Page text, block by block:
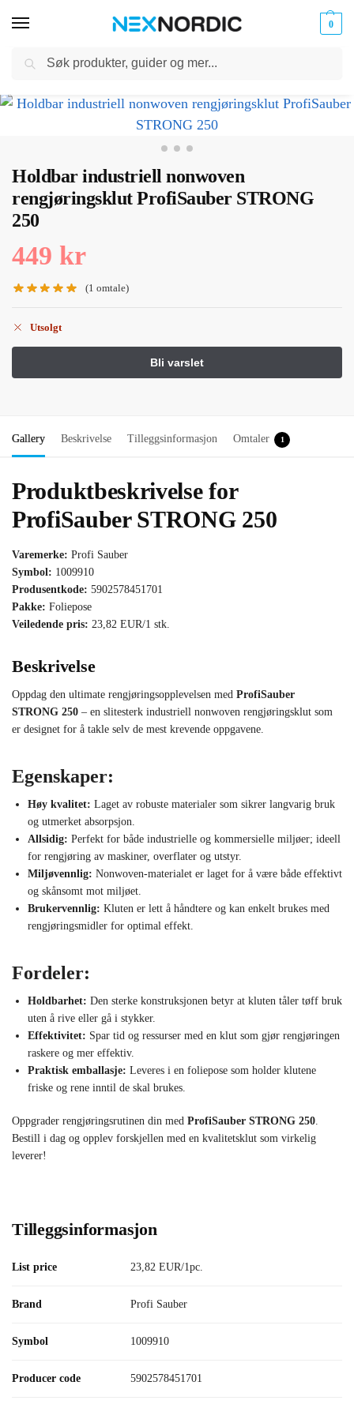
0
til
Kabler
Holdbar industriell nonwoven
rengjøringsklut ProfiSauber STRONG
250
449 kr
(1 omtale)
Utsolgt
Gallery Beskrivelse Tilleggsinformasjon Omtaler 1
Produktbeskrivelse for
ProfiSauber STRONG 250
Varemerke: Profi Sauber
Symbol: 1009910
Produsentkode: 5902578451701
Pakke: Foliepose
Veiledende pris: 23,82 EUR/1 stk.
Beskrivelse
Oppdag den ultimate rengjøringsopplevelsen med ProfiSauber
STRONG 250 – en slitesterk industriell nonwoven rengjøringsklut som
er designet for å takle selv de mest krevende oppgavene.
Egenskaper:
Høy kvalitet: Laget av robuste materialer som sikrer langvarig bruk
og utmerket absorpsjon.
Allsidig: Perfekt for både industrielle og kommersielle miljøer; ideell
for rengjøring av maskiner, overflater og utstyr.
Miljøvennlig: Nonwoven-materialet er laget for å være både effektivt
og skånsomt mot miljøet.
Brukervennlig: Kluten er lett å håndtere og kan enkelt brukes med
rengjøringsmidler for optimal effekt.
Fordeler:
Holdbarhet: Den sterke konstruksjonen betyr at kluten tåler tøff bruk
uten å rive eller gå i stykker.
Effektivitet: Spar tid og ressurser med en klut som gjør rengjøringen
raskere og mer effektiv.
Praktisk emballasje: Leveres i en foliepose som holder klutene
friske og rene inntil de skal brukes.
Oppgrader rengjøringsrutinen din med ProfiSauber STRONG 250.
Bestill i dag og opplev forskjellen med en kvalitetsklut som virkelig
leverer!
Tilleggsinformasjon
List price 23,82 EUR/1pc.
Brand Profi Sauber
Symbol 1009910
Producer code 5902578451701